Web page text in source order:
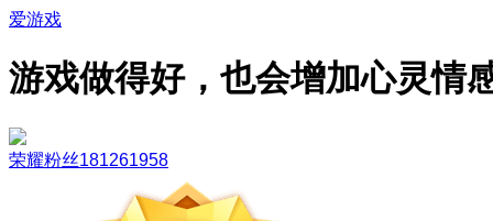
爱游戏
游戏做得好，也会增加心灵情
荣耀粉丝181261958